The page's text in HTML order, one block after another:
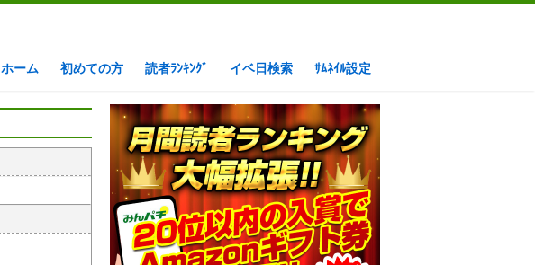
ホーム 初めての方 読者ﾗﾝｷﾝｸﾞ イベ日検索 ｻﾑﾈｲﾙ設定